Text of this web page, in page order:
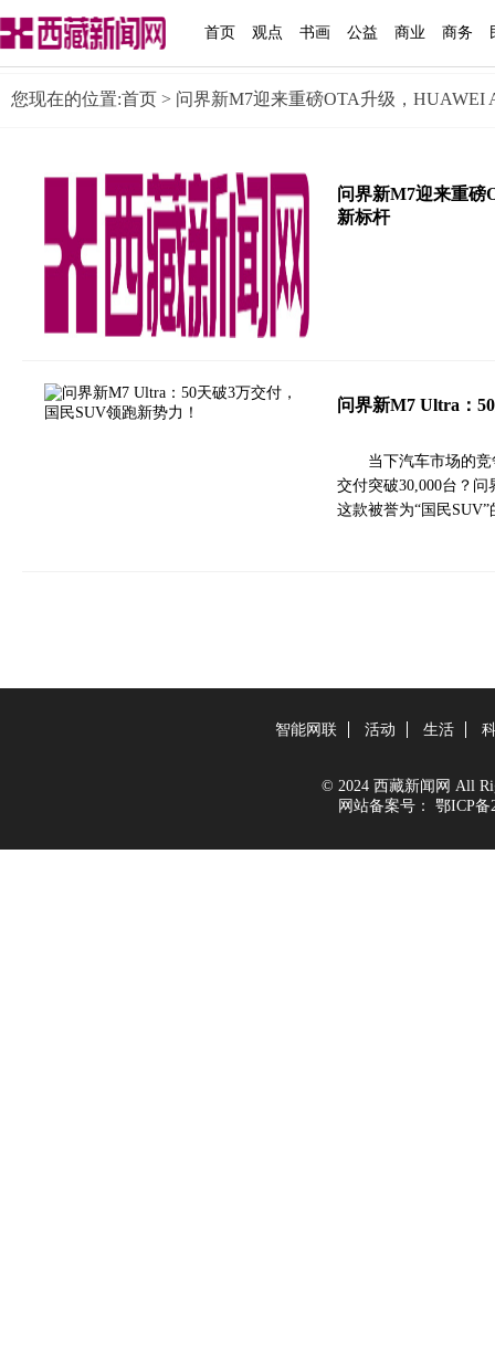
首页 观点 书画 公益 商业 商务
您现在的位置:首页 > 问界新M7迎来重磅OTA升级，HUAWEI
问界新M7迎来重磅
新标杆
问界新M7 Ultra：
当下汽车市场的
交付突破30,000台？
这款被誉为“国民
智能网联 活动 生活
© 2024 西藏新闻网 All
网站备案号：
鄂ICP备